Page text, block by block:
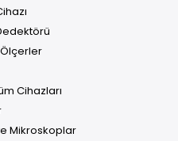
Ölçerler
Cihazları
Mikroskoplar